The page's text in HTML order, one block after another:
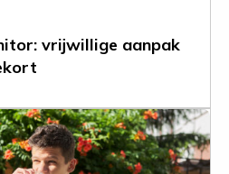
vrijwillige aanpak